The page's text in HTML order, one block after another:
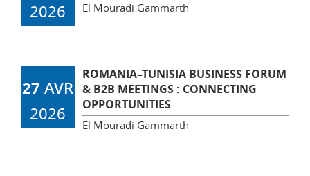
2026 El Mouradi Gammarth
27 AVR
2026
ROMANIA–TUNISIA BUSINESS FORUM
& B2B MEETINGS : CONNECTING
OPPORTUNITIES
El Mouradi Gammarth